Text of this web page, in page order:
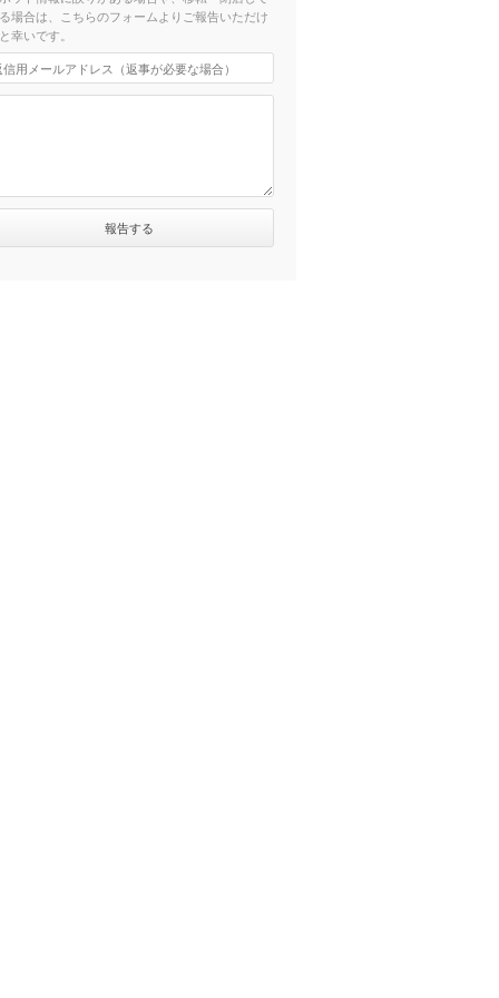
場合は、こちらのフォームよりご報告いただけ
幸いです。